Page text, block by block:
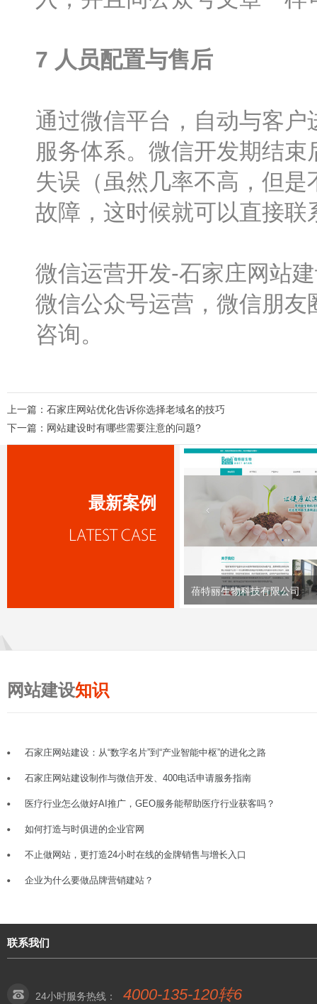
7 人员配置与售后
通过微信平台，自动与客
服务体系。微信开发期结
失误（虽然几率不高，但
故障，这时候就可以直接联
微信运营开发-石家庄网站
微信公众号运营，微信朋
咨询。
上一篇： 石家庄网站优化告诉你选择老域名的技巧
下一篇： 网站建设时有哪些需要注意的问题?
最新案例
蓓特丽生物科技有限公司
网站建设知识
石家庄网站建设：从“数字名片”到“产业智能中枢”的进化之路
石家庄网站建设制作与微信开发、400电话申请服务指南
医疗行业怎么做好AI推广，GEO服务能帮助医疗行业获客吗？
如何打造与时俱进的企业官网
不止做网站，更打造24小时在线的金牌销售与增长入口
企业为什么要做品牌营销建站？
联系我们
24小时服务热线： 4000-135-120转6